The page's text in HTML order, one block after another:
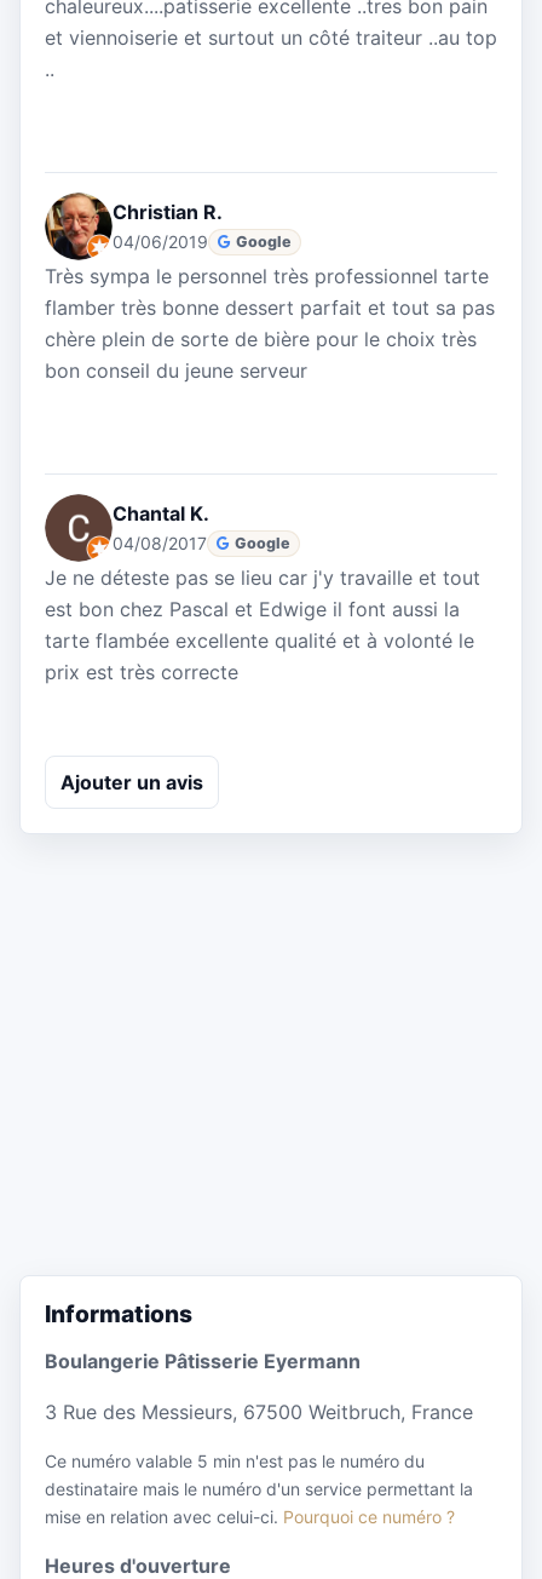
chaleureux....patisserie excellente ..tres bon pain
et viennoiserie et surtout un côté traiteur ..au top
..
Christian R.
04/06/2019 Google
Très sympa le personnel très professionnel tarte
flamber très bonne dessert parfait et tout sa pas
chère plein de sorte de bière pour le choix très
bon conseil du jeune serveur
Chantal K.
04/08/2017 Google
Je ne déteste pas se lieu car j'y travaille et tout
est bon chez Pascal et Edwige il font aussi la
tarte flambée excellente qualité et à volonté le
prix est très correcte
Ajouter un avis
Informations
Boulangerie Pâtisserie Eyermann
3 Rue des Messieurs, 67500 Weitbruch, France
Ce numéro valable 5 min n'est pas le numéro du
destinataire mais le numéro d'un service permettant la
mise en relation avec celui-ci. Pourquoi ce numéro ?
Heures d'ouverture